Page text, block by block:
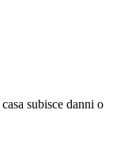
subisce danni o